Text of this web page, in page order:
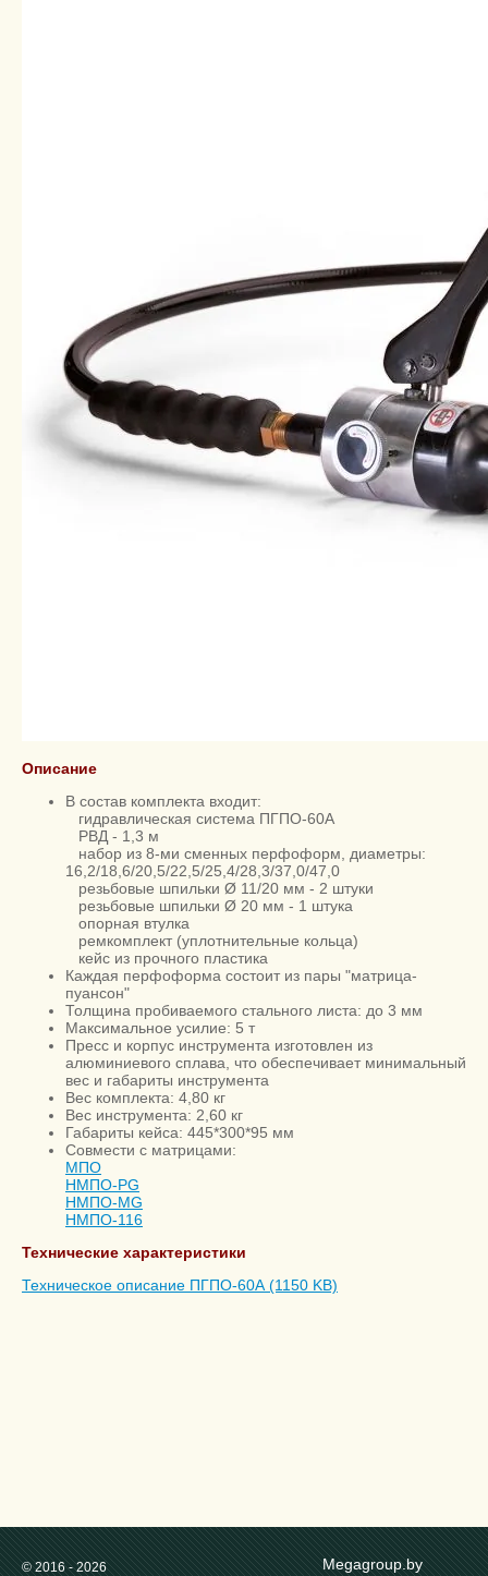
Описание
В состав комплекта входит:
гидравлическая система ПГПО-60А
РВД - 1,3 м
набор из 8-ми сменных перфоформ, диаметры:
16,2/18,6/20,5/22,5/25,4/28,3/37,0/47,0
резьбовые шпильки Ø 11/20 мм - 2 штуки
резьбовые шпильки Ø 20 мм - 1 штука
опорная втулка
ремкомплект (уплотнительные кольца)
кейс из прочного пластика
Каждая перфоформа состоит из пары "матрица-
пуансон"
Толщина пробиваемого стального листа: до 3 мм
Максимальное усилие: 5 т
Пресс и корпус инструмента изготовлен из
алюминиевого сплава, что обеспечивает минимальный
вес и габариты инструмента
Вес комплекта: 4,80 кг
Вес инструмента: 2,60 кг
Габариты кейса: 445*300*95 мм
Совмести с матрицами:
МПО
НМПО-PG
НМПО-MG
НМПО-116
Технические характеристики
Техническое описание ПГПО-60А (1150 KB)
© 2016 - 2026
Megagroup.by